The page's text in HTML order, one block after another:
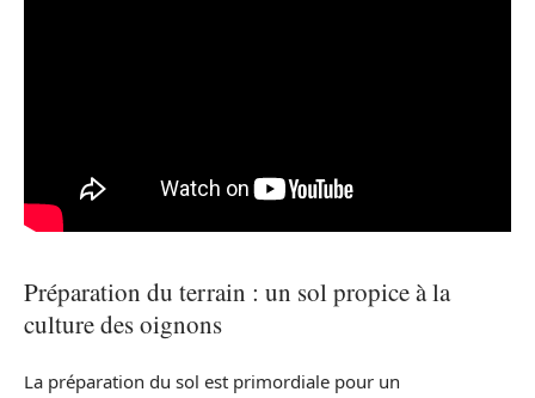
Préparation du terrain : un sol propice à la
culture des oignons
La préparation du sol est primordiale pour un